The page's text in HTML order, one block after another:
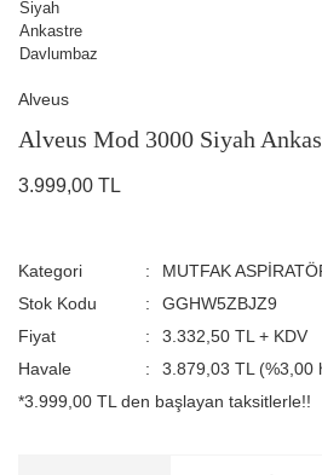
Alveus
Alveus Mod 3000 Siyah
3.999,00 TL
Kategori
MUTFAK
Stok Kodu
GGHW5ZBJZ9
Fiyat
3.332,50 TL + KDV
Havale
3.879,03 TL (%3,00
*3.999,00 TL den başlayan taksitlerle!!